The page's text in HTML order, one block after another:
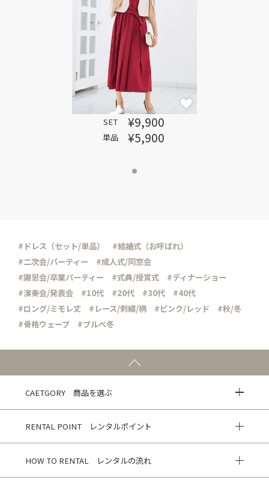
SET ¥9,900
単品 ¥5,900
#ドレス（セット/単品）
#結婚式（お呼ばれ）
#二次会/パーティー
#成人式/同窓会
#謝恩会/卒業パーティー
#式典/授賞式
#ディナーショー
#演奏会/発表会
#10代 #20代 #30代
#40代
#ロング/ミモレ丈
#レース/刺繍/柄 #ピンク/レッド
#秋/冬
#骨格ウェーブ
#ブルべ冬
CAETGORY 商品を選ぶ
RENTAL POINT レンタルポイント
HOW TO RENTAL レンタルの流れ